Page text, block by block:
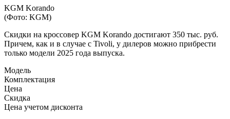
KGM Korando
(Фото: KGM)
Скидки на кроссовер KGM Korando достигают 350 тыс. руб.
Причем, как и в случае с Tivoli, у дилеров можно прибрести
только модели 2025 года выпуска.
Модель
Комплектация
Цена
Скидка
Цена учетом дисконта